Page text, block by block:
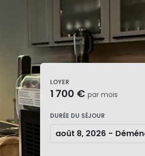
LOYER
1 700 € par mois
DURÉE DU SÉJOUR
août 8, 2026 -